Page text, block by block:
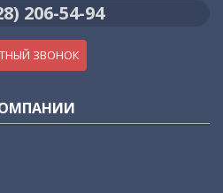
206-54-94
ЗВОНОК